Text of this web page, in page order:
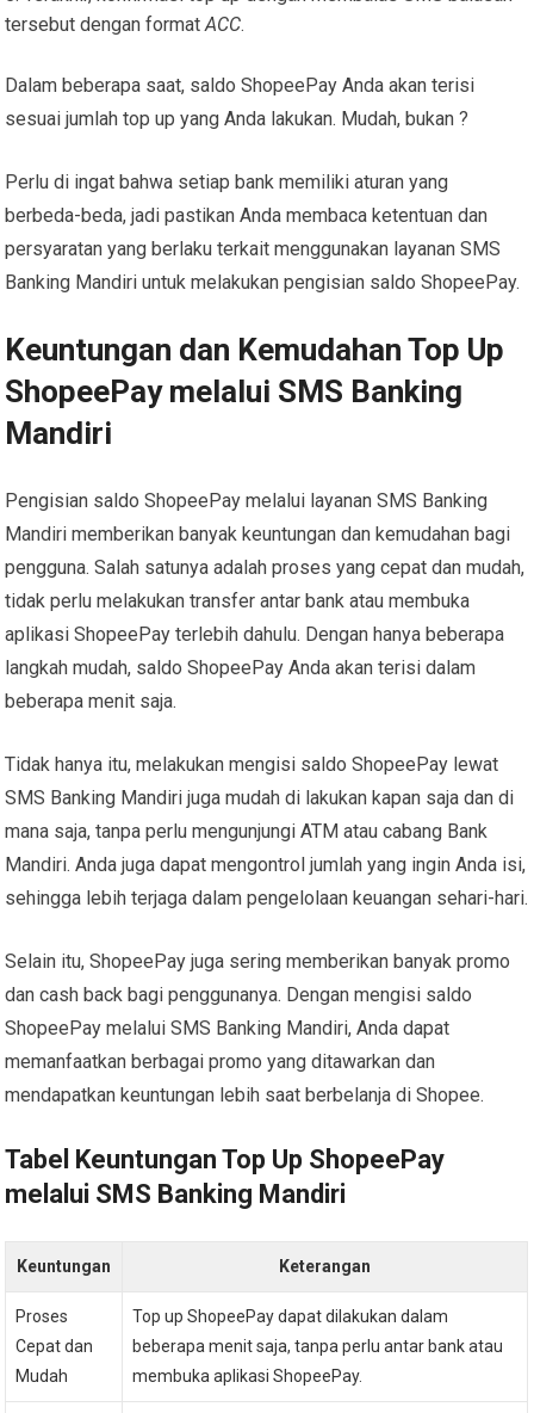
tersebut dengan formatACC.
Dalam beberapa saat, saldo ShopeePay Anda akan terisi
sesuai jumlah top up yang Anda lakukan. Mudah, bukan ?
Perlu di ingat bahwa setiap bank memiliki aturan yang
berbeda-beda, jadi pastikan Anda membaca ketentuan dan
persyaratan yang berlaku terkait menggunakan layanan SMS
Banking Mandiri untuk melakukan pengisian saldo ShopeePay.
Keuntungan dan Kemudahan Top Up
ShopeePay melalui SMS Banking
Mandiri
Pengisian saldo ShopeePay melalui layanan SMS Banking
Mandiri memberikan banyak keuntungan dan kemudahan bagi
pengguna. Salah satunya adalah proses yang cepat dan mudah,
tidak perlu melakukan transfer antar bank atau membuka
aplikasi ShopeePay terlebih dahulu. Dengan hanya beberapa
langkah mudah, saldo ShopeePay Anda akan terisi dalam
beberapa menit saja.
Tidak hanya itu, melakukan mengisi saldo ShopeePay lewat
SMS Banking Mandiri juga mudah di lakukan kapan saja dan di
mana saja, tanpa perlu mengunjungi ATM atau cabang Bank
Mandiri. Anda juga dapat mengontrol jumlah yang ingin Anda isi,
sehingga lebih terjaga dalam pengelolaan keuangan sehari-hari.
Selain itu, ShopeePay juga sering memberikan banyak promo
dan cash back bagi penggunanya. Dengan mengisi saldo
ShopeePay melalui SMS Banking Mandiri, Anda dapat
memanfaatkan berbagai promo yang ditawarkan dan
mendapatkan keuntungan lebih saat berbelanja di Shopee.
Tabel Keuntungan Top Up ShopeePay
melalui SMS Banking Mandiri
Keuntungan Keterangan
Proses
Cepat dan
Mudah
Top up ShopeePay dapat dilakukan dalam
beberapa menit saja, tanpa perlu antar bank atau
membuka aplikasi ShopeePay.